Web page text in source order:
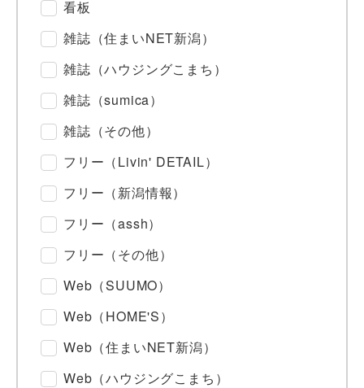
看板
雑誌（住まいNET新潟）
雑誌（ハウジングこまち）
雑誌（sumica）
雑誌（その他）
フリー（Livin' DETAIL）
フリー（新潟情報）
フリー（assh）
フリー（その他）
Web（SUUMO）
Web（HOME'S）
Web（住まいNET新潟）
Web（ハウジングこまち）